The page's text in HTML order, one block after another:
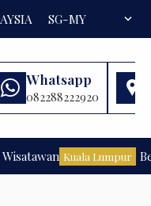
SG-MY FAQexpand_more
Whatsapp
082288222920
Kuala Lumpur